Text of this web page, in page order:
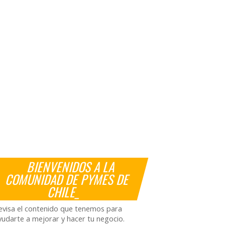
BIENVENIDOS A LA
COMUNIDAD DE PYMES DE
CHILE_
el contenido que tenemos para
a mejorar y hacer tu negocio.